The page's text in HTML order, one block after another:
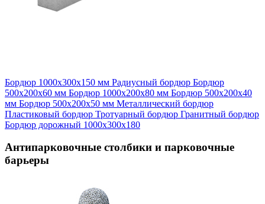
Бордюр 1000х300х150 мм Радиусный бордюр Бордюр
500х200х60 мм Бордюр 1000х200х80 мм Бордюр 500х200х40
мм Бордюр 500х200х50 мм Металлический бордюр
Пластиковый бордюр Тротуарный бордюр Гранитный бордюр
Бордюр дорожный 1000х300х180
Антипарковочные столбики и парковочные
барьеры